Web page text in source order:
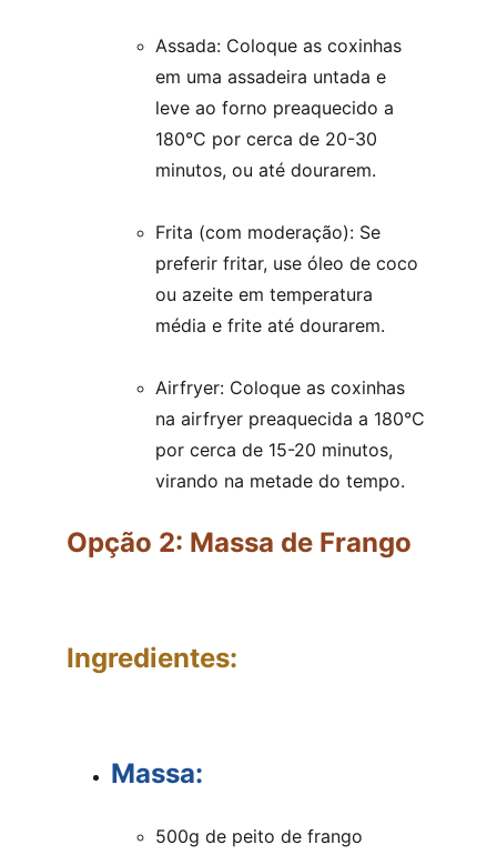
Assada: Coloque as coxinhas
em uma assadeira untada e
leve ao forno preaquecido a
180°C por cerca de 20-30
minutos, ou até dourarem.
Frita (com moderação): Se
preferir fritar, use óleo de coco
ou azeite em temperatura
média e frite até dourarem.
Airfryer: Coloque as coxinhas
na airfryer preaquecida a 180°C
por cerca de 15-20 minutos,
virando na metade do tempo.
Opção 2: Massa de Frango
Ingredientes:
Massa:
500g de peito de frango